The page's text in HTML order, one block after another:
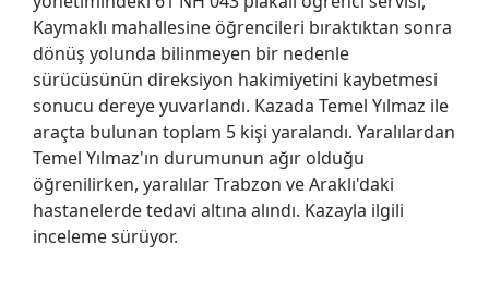
Kaymaklı mahallesine öğrencileri bıraktıktan sonra
dönüş yolunda bilinmeyen bir nedenle
sürücüsünün direksiyon hakimiyetini kaybetmesi
sonucu dereye yuvarlandı. Kazada Temel Yılmaz ile
araçta bulunan toplam 5 kişi yaralandı. Yaralılardan
Temel Yılmaz'ın durumunun ağır olduğu
öğrenilirken, yaralılar Trabzon ve Araklı'daki
hastanelerde tedavi altına alındı. Kazayla ilgili
inceleme sürüyor.